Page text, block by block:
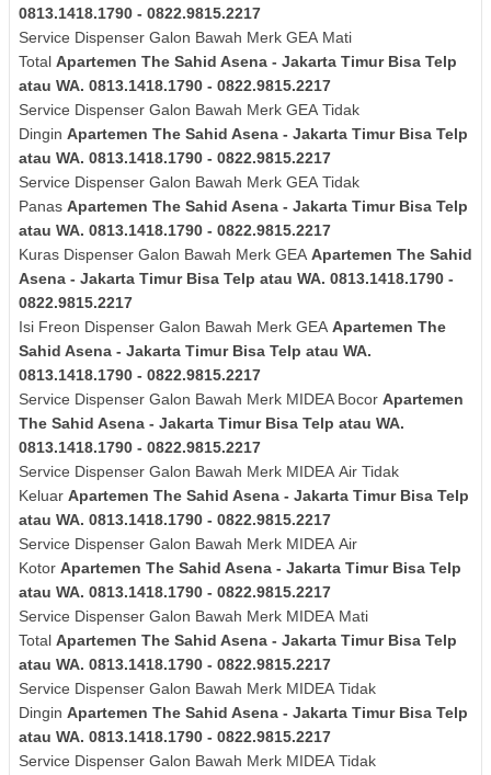
0813.1418.1790 - 0822.9815.2217
Service Dispenser Galon Bawah Merk GEA Mati
Total Apartemen The Sahid Asena - Jakarta Timur Bisa Telp
atau WA. 0813.1418.1790 - 0822.9815.2217
Service Dispenser Galon Bawah Merk GEA Tidak
Dingin Apartemen The Sahid Asena - Jakarta Timur Bisa Telp
atau WA. 0813.1418.1790 - 0822.9815.2217
Service Dispenser Galon Bawah Merk GEA Tidak
Panas Apartemen The Sahid Asena - Jakarta Timur Bisa Telp
atau WA. 0813.1418.1790 - 0822.9815.2217
Kuras Dispenser Galon Bawah Merk GEA Apartemen The Sahid
Asena - Jakarta Timur Bisa Telp atau WA. 0813.1418.1790 -
0822.9815.2217
Isi Freon Dispenser Galon Bawah Merk GEA Apartemen The
Sahid Asena - Jakarta Timur Bisa Telp atau WA.
0813.1418.1790 - 0822.9815.2217
Service Dispenser Galon Bawah Merk MIDEA Bocor Apartemen
The Sahid Asena - Jakarta Timur Bisa Telp atau WA.
0813.1418.1790 - 0822.9815.2217
Service Dispenser Galon Bawah Merk MIDEA Air Tidak
Keluar Apartemen The Sahid Asena - Jakarta Timur Bisa Telp
atau WA. 0813.1418.1790 - 0822.9815.2217
Service Dispenser Galon Bawah Merk MIDEA Air
Kotor Apartemen The Sahid Asena - Jakarta Timur Bisa Telp
atau WA. 0813.1418.1790 - 0822.9815.2217
Service Dispenser Galon Bawah Merk MIDEA Mati
Total Apartemen The Sahid Asena - Jakarta Timur Bisa Telp
atau WA. 0813.1418.1790 - 0822.9815.2217
Service Dispenser Galon Bawah Merk MIDEA Tidak
Dingin Apartemen The Sahid Asena - Jakarta Timur Bisa Telp
atau WA. 0813.1418.1790 - 0822.9815.2217
Service Dispenser Galon Bawah Merk MIDEA Tidak